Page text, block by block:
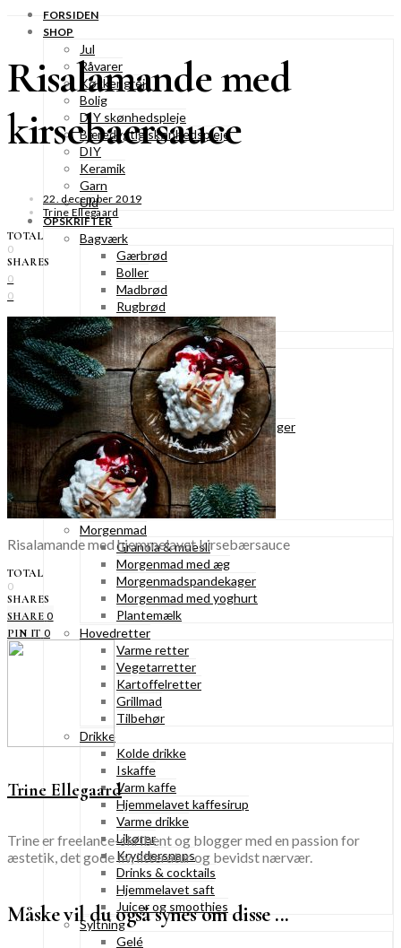
FORSIDEN
SHOP
Jul
Råvarer
Køkkengrej
Bolig
DIY skønhedspleje
Bæredygtig skønhedspleje
DIY
Keramik
Garn
Uld
OPSKRIFTER
Bagværk
Gærbrød
Boller
Madbrød
Rugbrød
Kiks & knækbrød
Kager
Æblekager
Skærekager
Søde tærter
Muffins & cupcakes
Gærkager & sammenlagte kager
Konditorkager
Marengskager
Småkager & cookies
Vafler & pandekager
Fastelavnsboller
Morgenmad
Granola & müesli
Morgenmad med æg
Morgenmadspandekager
Morgenmad med yoghurt
Plantemælk
Hovedretter
Varme retter
Vegetarretter
Kartoffelretter
Grillmad
Tilbehør
Drikke
Kolde drikke
Iskaffe
Varm kaffe
Hjemmelavet kaffesirup
Varme drikke
Likører
Kryddersnaps
Drinks & cocktails
Hjemmelavet saft
Juicer og smoothies
Syltning
Gelé
Risalamande med
kirsebaersauce
22. december 2019
Trine Ellegaard
TOTAL
0
SHARES
0
0
Risalamande med hjemmelavet kirsebærsauce
TOTAL
0
SHARES
SHARE 0
PIN IT 0
Trine Ellegaard
Trine er freelance-skribent og blogger med en passion for
æstetik, det gode liv, litteratur og bevidst nærvær.
Måske vil du også synes om disse ...